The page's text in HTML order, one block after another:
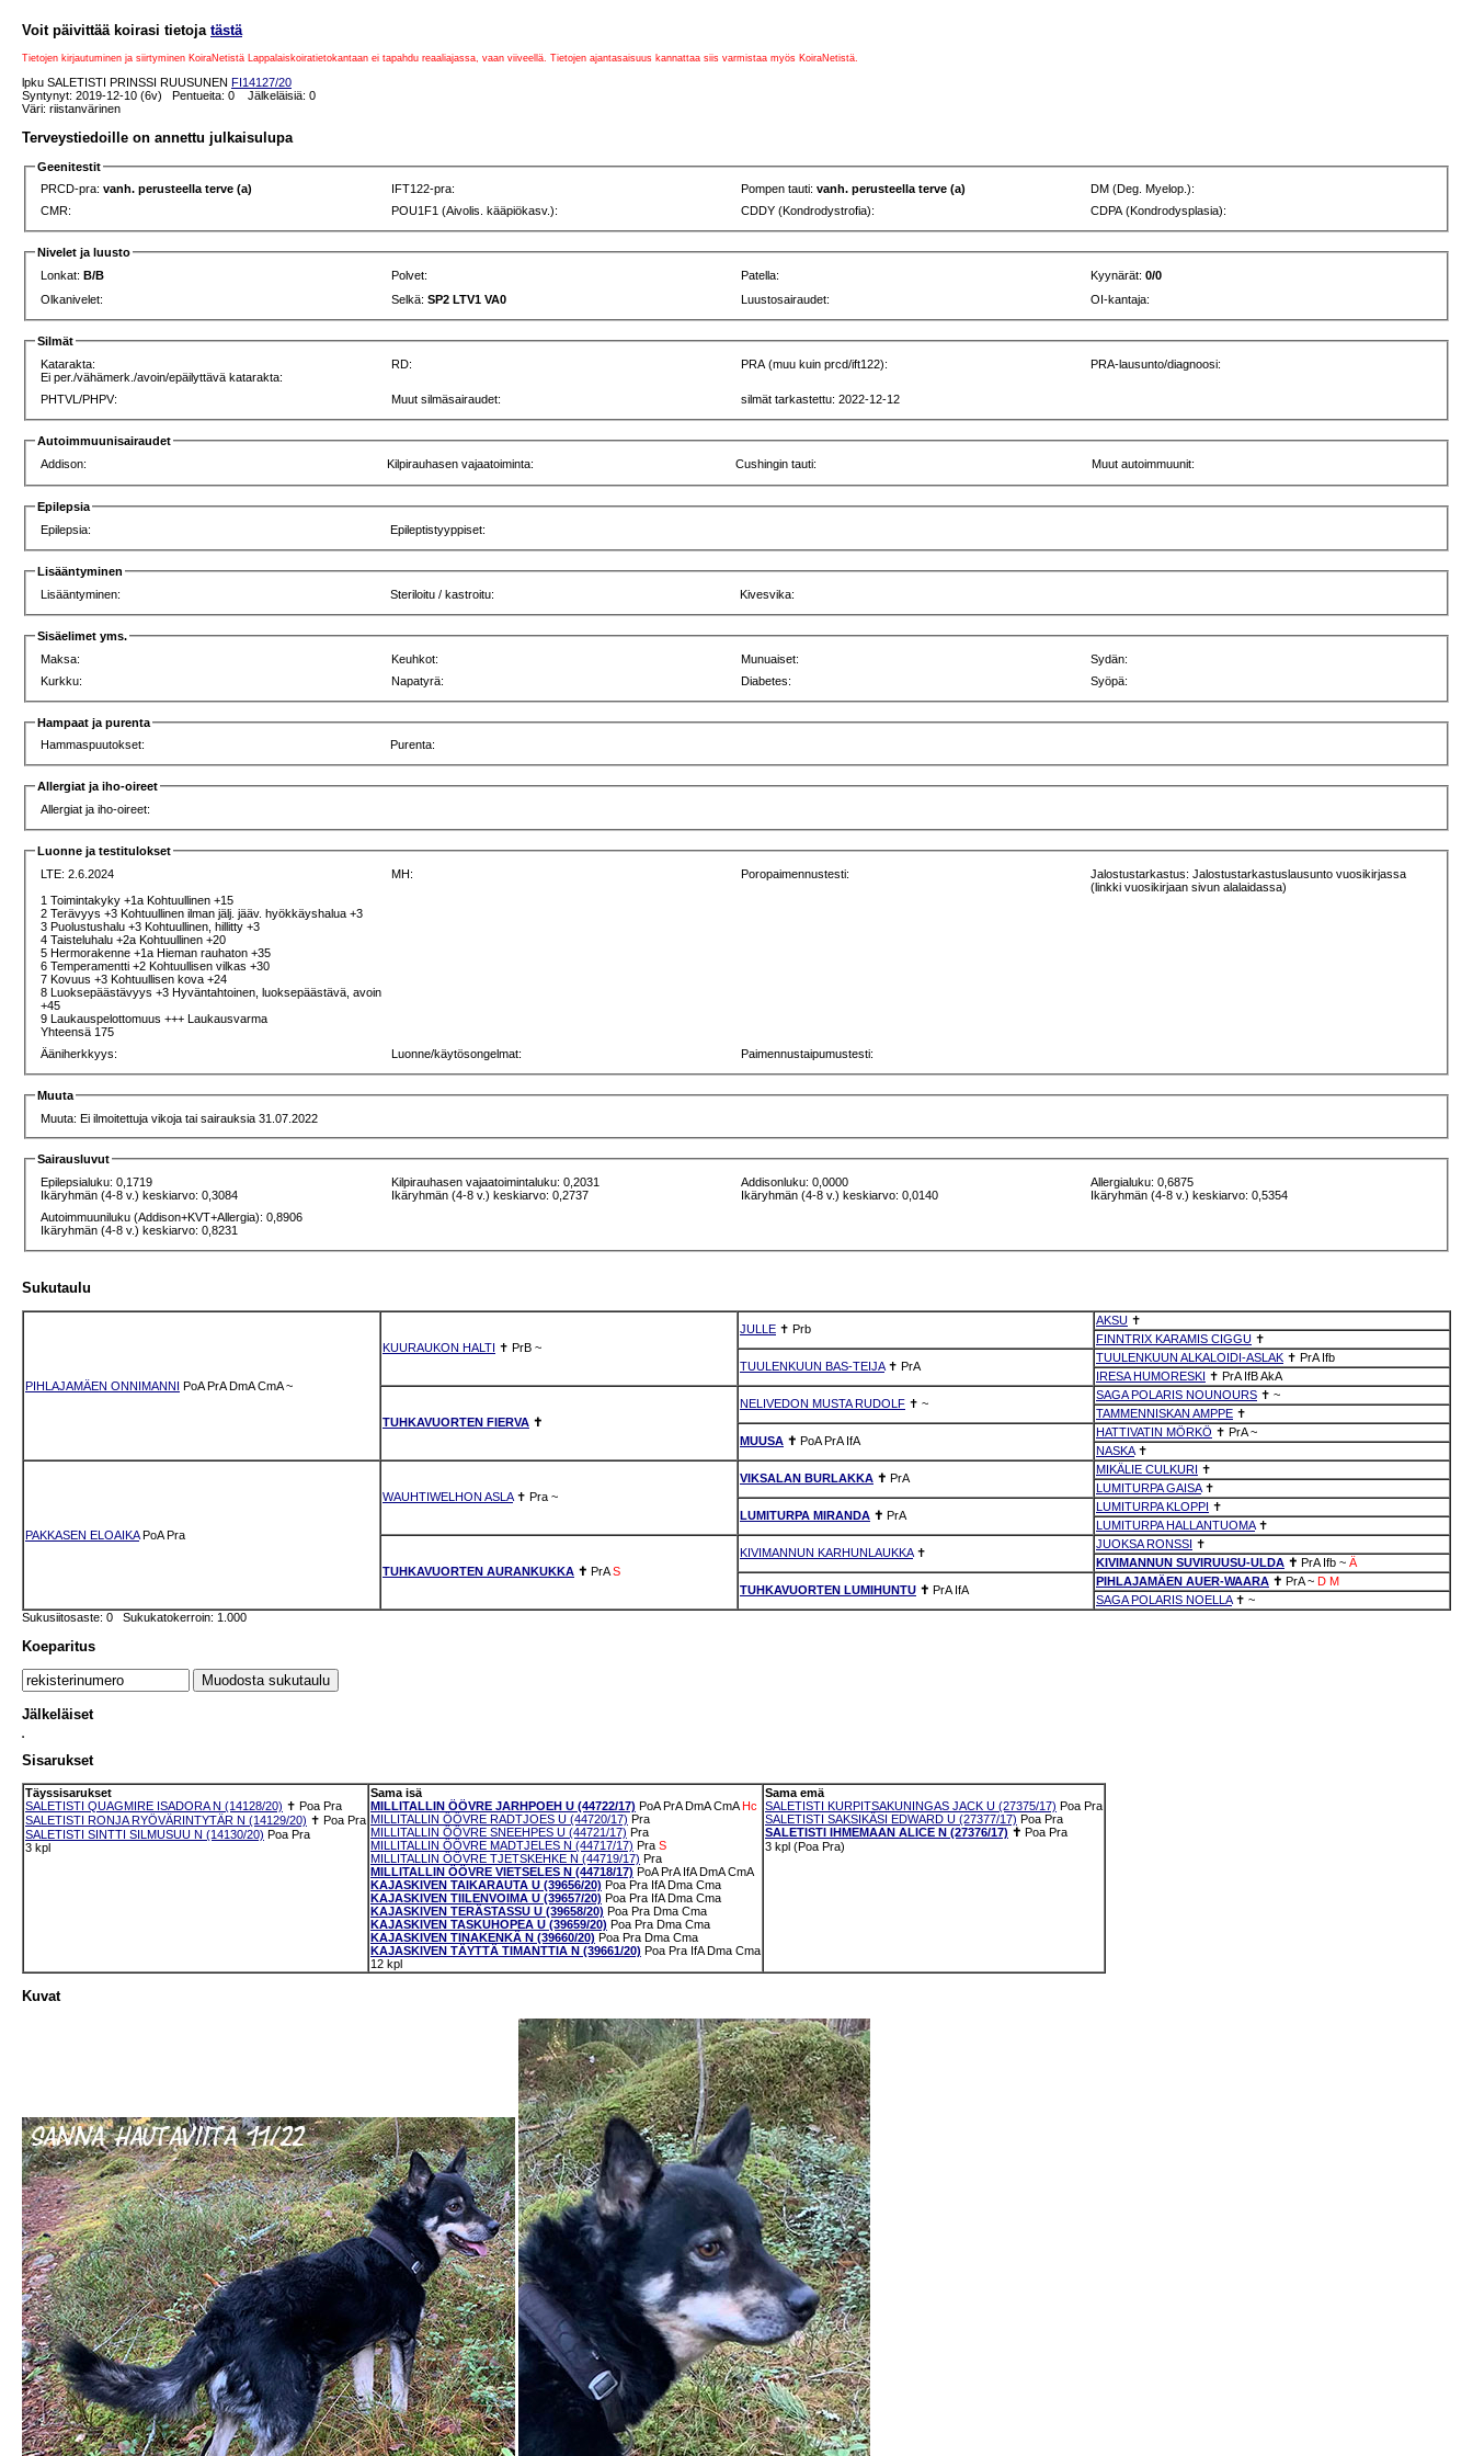
Voit päivittää koirasi tietoja tästä
Tietojen kirjautuminen ja siirtyminen KoiraNetistä Lappalaiskoiratietokantaan ei tapahdu reaaliajassa, vaan viiveellä. Tietojen ajantasaisuus kannattaa siis varmistaa myös KoiraNetistä.
lpku SALETISTI PRINSSI RUUSUNEN FI14127/20
Syntynyt: 2019-12-10 (6v) Pentueita: 0 Jälkeläisiä: 0
Väri: riistanvärinen
Terveystiedoille on annettu julkaisulupa
Geenitestit
PRCD-pra:vanh. perusteella terve (a) IFT122-pra: Pompen tauti:vanh. perusteella terve (a)
DM (Deg. Myelop.):
CMR:
POU1F1 (Aivolis. kääpiökasv.): CDDY (Kondrodystrofia): CDPA (Kondrodysplasia):
Nivelet ja luusto
Lonkat:B/B Polvet: Patella: Kyynärät:0/0
Olkanivelet:
Selkä:SP2 LTV1 VA0 Luustosairaudet: OI-kantaja:
Silmät
Katarakta:
Ei per./vähämerk./avoin/epäilyttävä katarakta:
RD: PRA (muu kuin prcd/ift122): PRA-lausunto/diagnoosi:
PHTVL/PHPV: Muut silmäsairaudet: silmät tarkastettu: 2022-12-12
Autoimmuunisairaudet
Addison:
Kilpirauhasen vajaatoiminta: Cushingin tauti: Muut autoimmuunit:
Epilepsia
Epilepsia:
Epileptistyyppiset:
Lisääntyminen
Lisääntyminen:
Steriloitu / kastroitu: Kivesvika:
Sisäelimet yms.
Maksa:
Keuhkot: Munuaiset:
Sydän:
Kurkku:
Napatyrä: Diabetes: Syöpä:
Hampaat ja purenta
Hammaspuutokset:
Purenta:
Allergiat ja iho-oireet
Allergiat ja iho-oireet:
Luonne ja testitulokset
LTE: 2.6.2024
1 Toimintakyky +1a Kohtuullinen +15
2 Terävyys +3 Kohtuullinen ilman jälj. jääv. hyökkäyshalua +3
3 Puolustushalu +3 Kohtuullinen, hillitty +3
4 Taisteluhalu +2a Kohtuullinen +20
5 Hermorakenne +1a Hieman rauhaton +35
6 Temperamentti +2 Kohtuullisen vilkas +30
7 Kovuus +3 Kohtuullisen kova +24
8 Luoksepäästävyys +3 Hyväntahtoinen, luoksepäästävä, avoin
+45
9 Laukauspelottomuus +++ Laukausvarma
Yhteensä 175
MH: Poropaimennustesti:
Jalostustarkastus: Jalostustarkastuslausunto vuosikirjassa
(linkki vuosikirjaan sivun alalaidassa)
Ääniherkkyys: Luonne/käytösongelmat: Paimennustaipumustesti:
Muuta
Muuta: Ei ilmoitettuja vikoja tai sairauksia 31.07.2022
Sairausluvut
Epilepsialuku: 0,1719
Ikäryhmän (4-8 v.) keskiarvo: 0,3084
Kilpirauhasen vajaatoimintaluku: 0,2031
Ikäryhmän (4-8 v.) keskiarvo: 0,2737
Addisonluku: 0,0000
Ikäryhmän (4-8 v.) keskiarvo: 0,0140
Allergialuku: 0,6875
Ikäryhmän (4-8 v.) keskiarvo: 0,5354
Autoimmuuniluku (Addison+KVT+Allergia): 0,8906
Ikäryhmän (4-8 v.) keskiarvo: 0,8231
Sukutaulu
PIHLAJAMÄEN ONNIMANNI PoA PrA DmA CmA ~
KUURAUKON HALTI ✝ PrB ~
JULLE ✝ Prb
AKSU ✝
FINNTRIX KARAMIS CIGGU ✝
TUULENKUUN BAS-TEIJA✝ PrA
TUULENKUUN ALKALOIDI-ASLAK ✝ PrA Ifb
IRESA HUMORESKI ✝ PrA IfBAkA
TUHKAVUORTEN FIERVA ✝
NELIVEDON MUSTA RUDOLF ✝ ~
SAGA POLARIS NOUNOURS ✝ ~
TAMMENNISKAN AMPPE ✝
MUUSA ✝ PoA PrA IfA
HATTIVATIN MÖRKÖ ✝ PrA ~
NASKA✝
PAKKASEN ELOAIKA PoA Pra
WAUHTIWELHON ASLA✝ Pra ~
VIKSALAN BURLAKKA ✝ PrA
MIKÄLIE CULKURI ✝
LUMITURPA GAISA✝
LUMITURPA MIRANDA ✝ PrA
LUMITURPA KLOPPI ✝
LUMITURPA HALLANTUOMA✝
TUHKAVUORTEN AURANKUKKA ✝ PrA S
KIVIMANNUN KARHUNLAUKKA✝
JUOKSA RONSSI ✝
KIVIMANNUN SUVIRUUSU-ULDA ✝ PrA Ifb ~ Ä
TUHKAVUORTEN LUMIHUNTU ✝ PrA IfA
PIHLAJAMÄEN AUER-WAARA ✝ PrA ~ D M
SAGA POLARIS NOELLA✝ ~
Sukusiitosaste: 0 Sukukatokerroin: 1.000
Koeparitus
Jälkeläiset
Sisarukset
Täyssisarukset
SALETISTI QUAGMIRE ISADORA N (14128/20) ✝ Poa Pra
SALETISTI RONJA RYÖVÄRINTYTÄR N (14129/20) ✝ Poa Pra
SALETISTI SINTTI SILMUSUU N (14130/20) Poa Pra
3 kpl
Sama isä
MILLITALLIN ÖÖVRE JARHPOEH U (44722/17) PoA PrA DmA CmA Hc
MILLITALLIN ÖÖVRE RADTJOES U (44720/17) Pra
MILLITALLIN ÖÖVRE SNEEHPES U (44721/17) Pra
MILLITALLIN ÖÖVRE MADTJELES N (44717/17) Pra S
MILLITALLIN ÖÖVRE TJETSKEHKE N (44719/17) Pra
MILLITALLIN ÖÖVRE VIETSELES N (44718/17) PoA PrA IfA DmA CmA
KAJASKIVEN TAIKARAUTA U (39656/20) Poa Pra IfA Dma Cma
KAJASKIVEN TIILENVOIMA U (39657/20) Poa Pra IfA Dma Cma
KAJASKIVEN TERÄSTASSU U (39658/20) Poa Pra Dma Cma
KAJASKIVEN TASKUHOPEA U (39659/20) Poa Pra Dma Cma
KAJASKIVEN TINAKENKÄ N (39660/20) Poa Pra Dma Cma
KAJASKIVEN TÄYTTÄ TIMANTTIA N (39661/20) Poa Pra IfA Dma Cma
12 kpl
Sama emä
SALETISTI KURPITSAKUNINGAS JACK U (27375/17) Poa Pra
SALETISTI SAKSIKÄSI EDWARD U (27377/17) Poa Pra
SALETISTI IHMEMAAN ALICE N (27376/17) ✝ Poa Pra
3 kpl (Poa Pra)
Kuvat